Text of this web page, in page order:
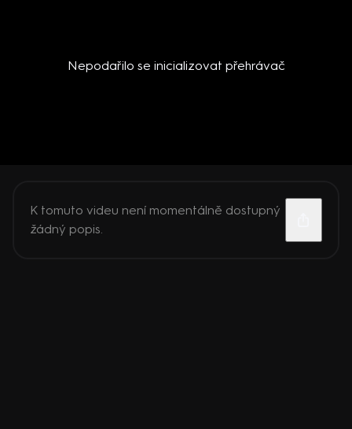
Nepodařilo se inicializovat přehrávač
K tomuto videu není momentálně dostupný
žádný popis.